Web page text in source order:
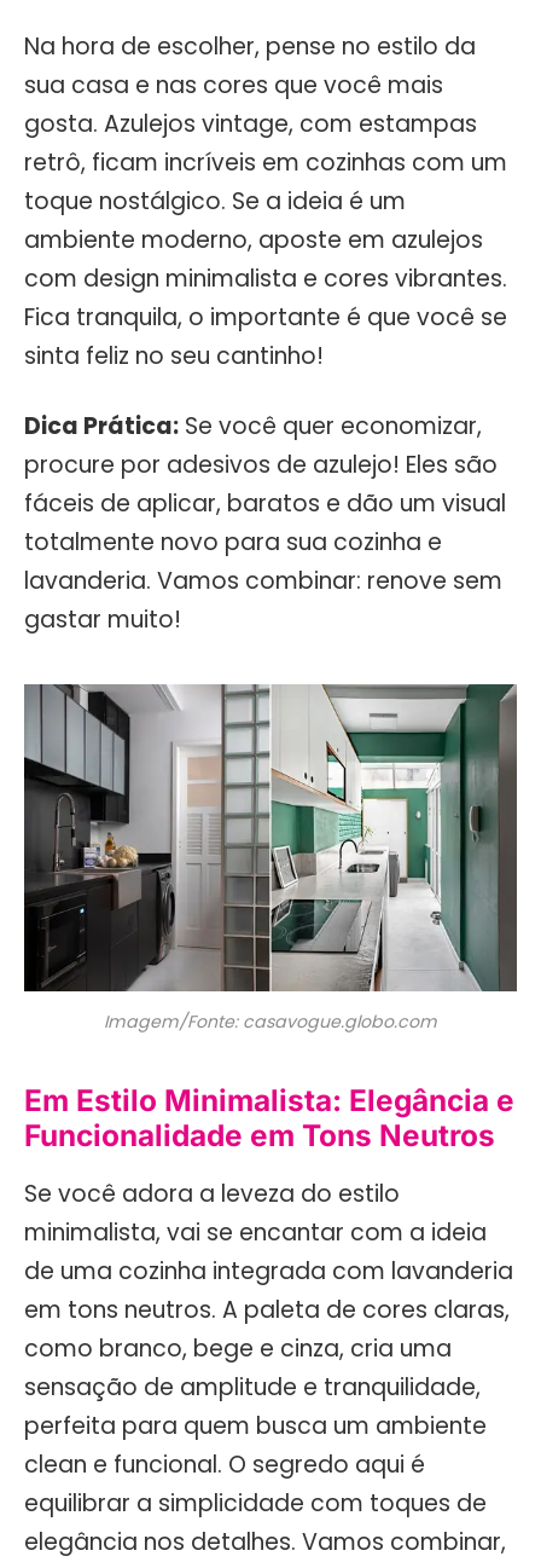
Na hora de escolher, pense no estilo da
sua casa e nas cores que você mais
gosta. Azulejos vintage, com estampas
retrô, ficam incríveis em cozinhas com um
toque nostálgico. Se a ideia é um
ambiente moderno, aposte em azulejos
com design minimalista e cores vibrantes.
Fica tranquila, o importante é que você se
sinta feliz no seu cantinho!
Dica Prática: Se você quer economizar,
procure por adesivos de azulejo! Eles são
fáceis de aplicar, baratos e dão um visual
totalmente novo para sua cozinha e
lavanderia. Vamos combinar: renove sem
gastar muito!
Imagem/Fonte: casavogue.globo.com
Em Estilo Minimalista: Elegância e
Funcionalidade em Tons Neutros
Se você adora a leveza do estilo
minimalista, vai se encantar com a ideia
de uma cozinha integrada com lavanderia
em tons neutros. A paleta de cores claras,
como branco, bege e cinza, cria uma
sensação de amplitude e tranquilidade,
perfeita para quem busca um ambiente
clean e funcional. O segredo aqui é
equilibrar a simplicidade com toques de
elegância nos detalhes. Vamos combinar,